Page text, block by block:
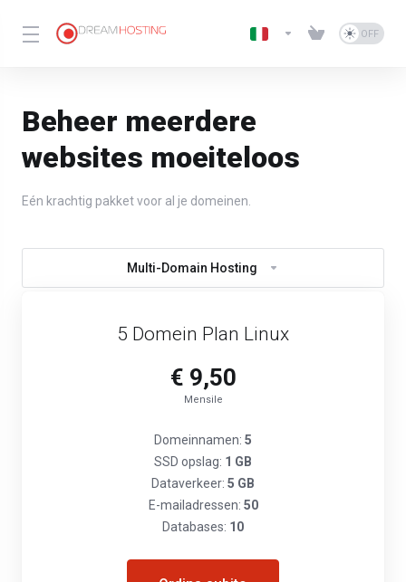
Beheer meerdere
websites moeiteloos
Eén krachtig pakket voor al je domeinen.
Multi-Domain Hosting
5 Domein Plan Linux
€ 9,50
Mensile
Domeinnamen: 5
SSD opslag: 1 GB
Dataverkeer: 5 GB
E-mailadressen: 50
Databases: 10